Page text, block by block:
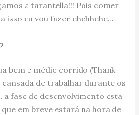
a tarantella!!! Pois comer
isso eu vou fazer ehehhehe…
bem e médio corrido (Thank
cansada de trabalhar durante os
a fase de desenvolvimento esta
em breve estará na hora de